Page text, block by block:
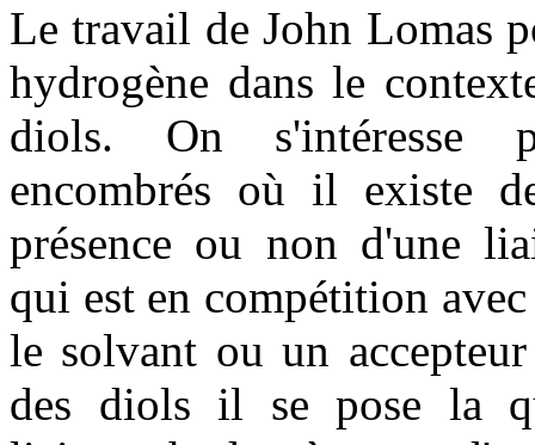
Le travail de John Lomas
hydrogène dans le
diols. On s'intéresse
encombrés où il existe
présence ou non d'une
qui est en compétition
le solvant ou un
des diols il se pose la